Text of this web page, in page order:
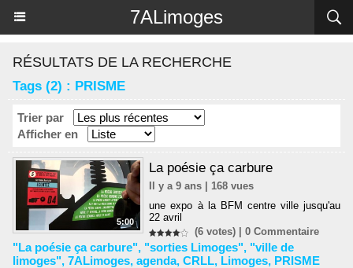
7ALimoges
RÉSULTATS DE LA RECHERCHE
Tags (2) : PRISME
Trier par
Afficher en
5:00
La poésie ça carbure
Il y a 9 ans | 168 vues
une expo à la BFM centre ville jusqu'au
22 avril
(6 votes) |0 Commentaire
"La poésie ça carbure", "sorties Limoges", "ville de
limoges", 7ALimoges, agenda, CRLL, Limoges, PRISME